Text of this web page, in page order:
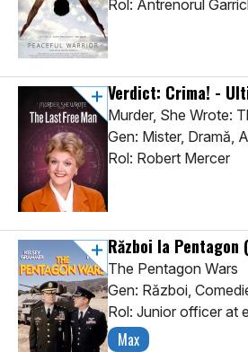
Rol: Antrenorul
Verdict: Crima! -
Murder, She Wrote:
Gen: Mister, Dramă,
Rol: Robert Mercer
Război la Pentagon
The Pentagon Wars
Gen: Război,
Rol: Junior officer at
Max